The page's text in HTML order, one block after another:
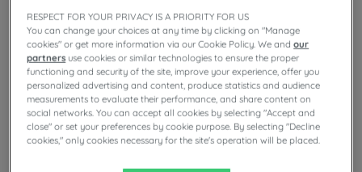
Machen Sie einen Zwischenstopp im Département Landes
und freuen Sie sich auf eine herzliche Begrüßung in unserem
3-Sterne-Campanile Hotel in Mont de Marsan. Umgeben von
Wäldern, mit Parkplätzen, kostenlosem WLAN, einem All-you-
can-eat-Buffet, Konferenzräumen und vollständig
ausgestatteten Hotelzimmern: wir bieten Ihnen alles für einen
RESPECT FOR YOUR PRIVACY IS A PRIORITY FOR US
You can change your choices at any time by clicking on "Manage
cookies" or get more information via our Cookie Policy. We andour
partners use cookies or similar technologies to ensure the proper
functioning and security of the site, improve your experience, offer you
personalized advertising and content, produce statistics and audience
measurements to evaluate their performance, and share content on
social networks. You can accept all cookies by selecting "Accept and
close" or set your preferences by cookie purpose. By selecting "Decline
cookies," only cookies necessary for the site's operation will be placed.